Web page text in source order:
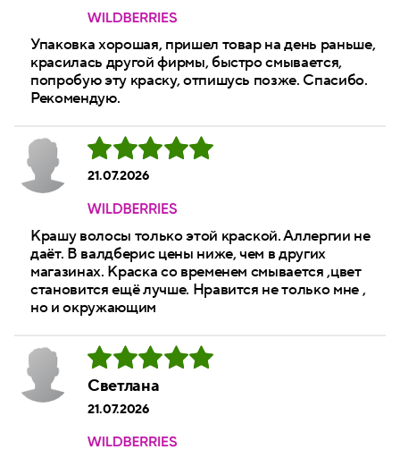
Упаковка хорошая, пришел товар на день раньше,
красилась другой фирмы, быстро смывается,
попробую эту краску, отпишусь позже. Спасибо.
Рекомендую.
21.07.2026
Крашу волосы только этой краской. Аллергии не
даёт. В валдберис цены ниже, чем в других
магазинах. Краска со временем смывается ,цвет
становится ещё лучше. Нравится не только мне ,
но и окружающим
Светлана
21.07.2026